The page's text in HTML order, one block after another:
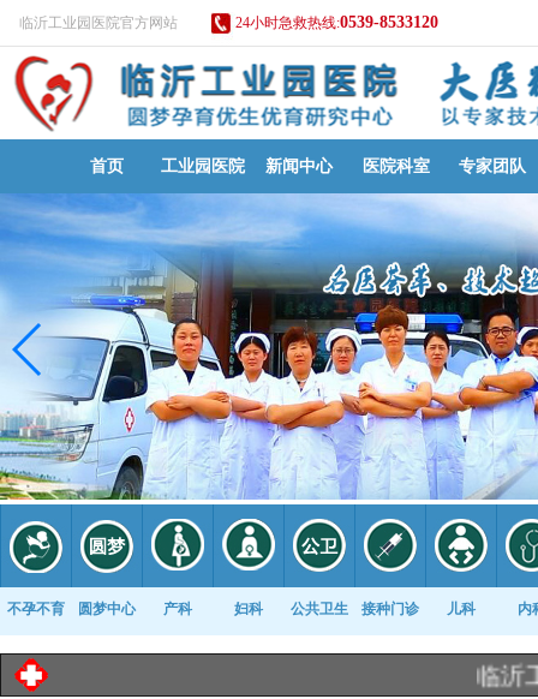
临沂工业园医院官方网站 24小时急救热线:0539-8533120
首页 工业园医院 新闻中心 医院科室 专家团队
不孕不育 圆梦中心 产科 妇科 公共卫生 接种门诊 儿科 内
临沂工